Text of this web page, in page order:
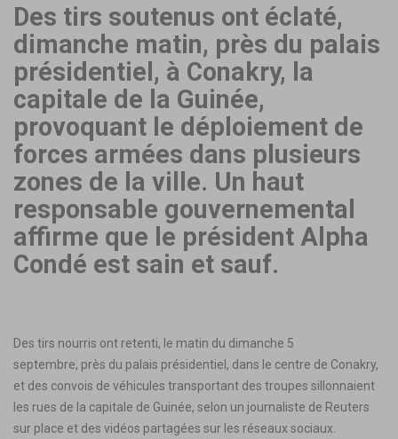
Des tirs soutenus ont éclaté,
dimanche matin, près du palais
présidentiel, à Conakry, la
capitale de la Guinée,
provoquant le déploiement de
forces armées dans plusieurs
zones de la ville. Un haut
responsable gouvernemental
affirme que le président Alpha
Condé est sain et sauf.
Des tirs nourris ont retenti, le matin du dimanche 5
septembre, près du palais présidentiel, dans le centre de Conakry,
et des convois de véhicules transportant des troupes sillonnaient
les rues de la capitale de Guinée, selon un journaliste de Reuters
sur place et des vidéos partagées sur les réseaux sociaux.